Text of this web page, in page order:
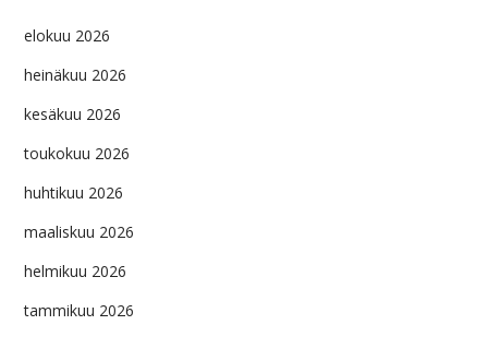
elokuu 2026
heinäkuu 2026
kesäkuu 2026
toukokuu 2026
huhtikuu 2026
maaliskuu 2026
helmikuu 2026
tammikuu 2026